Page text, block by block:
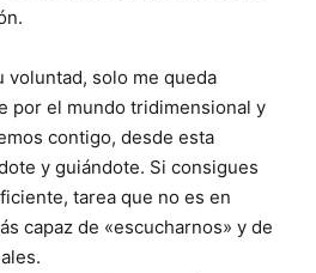
voluntad, solo me queda
por el mundo tridimensional y
contigo, desde esta
y guiándote. Si consigues
tarea que no es en
capaz de «escucharnos» y de